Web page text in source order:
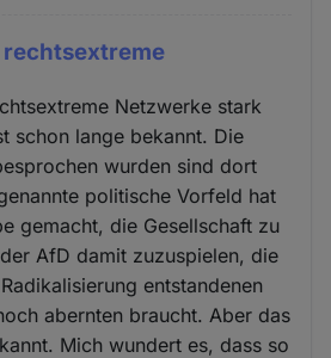
rechtsextreme
Netzwerke stark
schon lange bekannt. Die
wurden sind dort
politische Vorfeld hat
gemacht, die Gesellschaft zu
AfD damit zuzuspielen, die
entstandenen
abernten braucht. Aber das
Mich wundert es, dass so